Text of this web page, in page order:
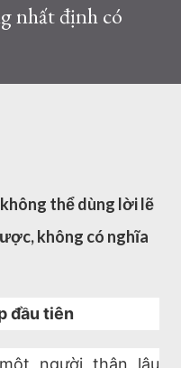
nhất định có
thể dùng lời lẽ
không có nghĩa
đầu tiên
người thân lâu